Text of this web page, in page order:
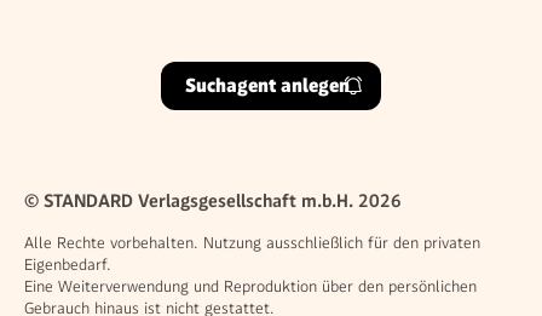
Suchagent anlegen
© STANDARD Verlagsgesellschaft m.b.H. 2026
Alle Rechte vorbehalten. Nutzung ausschließlich für den privaten
Eigenbedarf.
Eine Weiterverwendung und Reproduktion über den persönlichen
Gebrauch hinaus ist nicht gestattet.